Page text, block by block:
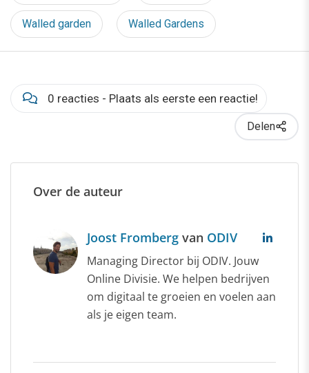
Walled garden Walled Gardens
0 reacties - Plaats als eerste een reactie!
Delen
Over de auteur
Joost Fromberg van ODIV
Managing Director bij ODIV. Jouw
Online Divisie. We helpen bedrijven
om digitaal te groeien en voelen aan
als je eigen team.